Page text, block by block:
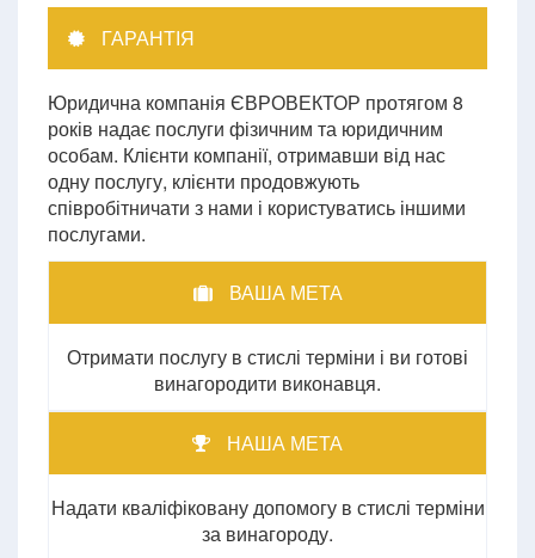
ГАРАНТІЯ
Юридична компанія ЄВРОВЕКТОР протягом 8
років надає послуги фізичним та юридичним
особам. Клієнти компанії, отримавши від нас
одну послугу, клієнти продовжують
співробітничати з нами і користуватись іншими
послугами.
ВАША МЕТА
Отримати послугу в стислі терміни і ви готові
винагородити виконавця.
НАША МЕТА
Надати кваліфіковану допомогу в стислі терміни
за винагороду.